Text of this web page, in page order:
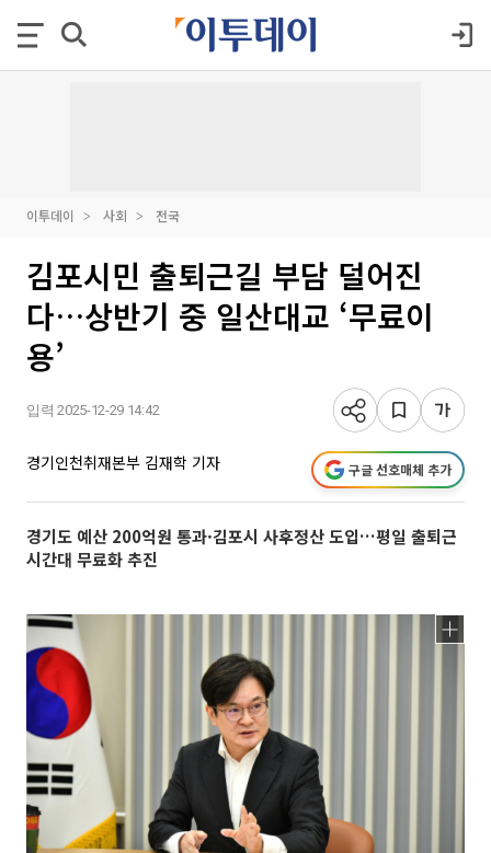
이투데이 사회 전국
김포시민 출퇴근길 부담 덜어진
다…상반기 중 일산대교 ‘무료이
용’
입력 2025-12-29 14:42
경기인천취재본부 김재학 기자 구글 선호매체 추가
경기도 예산 200억원 통과·김포시 사후정산 도입…평일 출퇴근
시간대 무료화 추진